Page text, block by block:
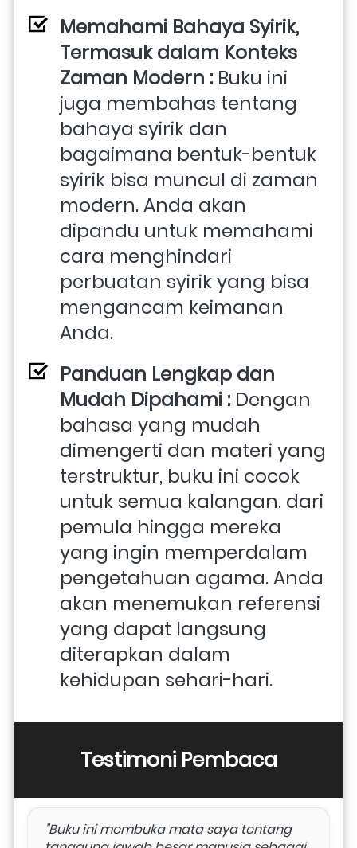
Memahami Bahaya Syirik,
Termasuk dalam Konteks
Zaman Modern : Buku ini
juga membahas tentang
bahaya syirik dan
bagaimana bentuk-bentuk
syirik bisa muncul di zaman
modern. Anda akan
dipandu untuk memahami
cara menghindari
perbuatan syirik yang bisa
mengancam keimanan
Anda.
Panduan Lengkap dan
Mudah Dipahami : Dengan
bahasa yang mudah
dimengerti dan materi yang
terstruktur, buku ini cocok
untuk semua kalangan, dari
pemula hingga mereka
yang ingin memperdalam
pengetahuan agama. Anda
akan menemukan referensi
yang dapat langsung
diterapkan dalam
kehidupan sehari-hari.
Testimoni Pembaca
"Buku ini membuka mata saya tentang